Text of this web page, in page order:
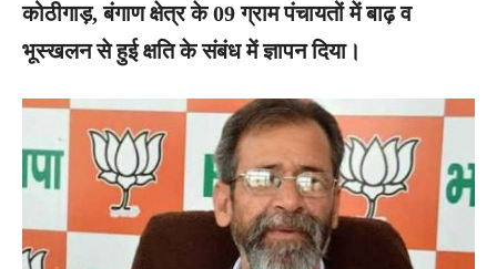
कोठीगाड़, बंगाण क्षेत्र के 09 ग्राम पंचायतों में बाढ़ व
भूस्खलन से हुई क्षति के संबंध में ज्ञापन दिया।